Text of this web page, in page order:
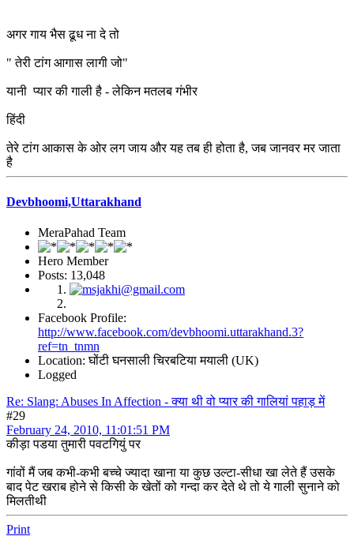
अगर गाय भैस ढूध ना दे तो
" तेरी टांग आगास लागी जो"
यानी प्यार की गाली है - लेकिन मतलब गंभीर
हिंदी
तेरे टांग आकास के ओर लग जाय और यह तब ही होता है, जब जानवर मर जाता
है
Devbhoomi,Uttarakhand
MeraPahad Team
Hero Member
Posts: 13,048
Facebook Profile:
http://www.facebook.com/devbhoomi.uttarakhand.3?
ref=tn_tnmn
Location: घोंटी घनसाली चिरबटिया मयाली (UK)
Logged
Re: Slang: Abuses In Affection - क्या थी वो प्यार की गालियां पहाड़ में
#29
February 24, 2010, 11:01:51 PM
कीड़ा पडया तुमारी पवटगियुं पर
गांवों मैं जब कभी-कभी बच्चे ज्यादा खाना या कुछ उल्टा-सीधा खा लेते हैं उसके
बाद पेट खराब होने से किसी के खेतों को गन्दा कर देते थे तो ये गाली सुनाने को
मिलतीथी
Print